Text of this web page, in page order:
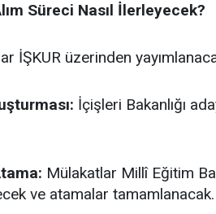
Süreci Nasıl İlerleyecek?
İŞKUR üzerinden
İçişleri Bakanlığı
Mülakatlar Millî Eğitim
ve atamalar tamamlanacak.